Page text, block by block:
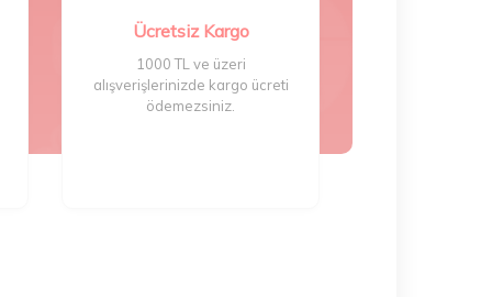
Ücretsiz Kargo
1000 TL ve üzeri
alışverişlerinizde kargo ücreti
ödemezsiniz.